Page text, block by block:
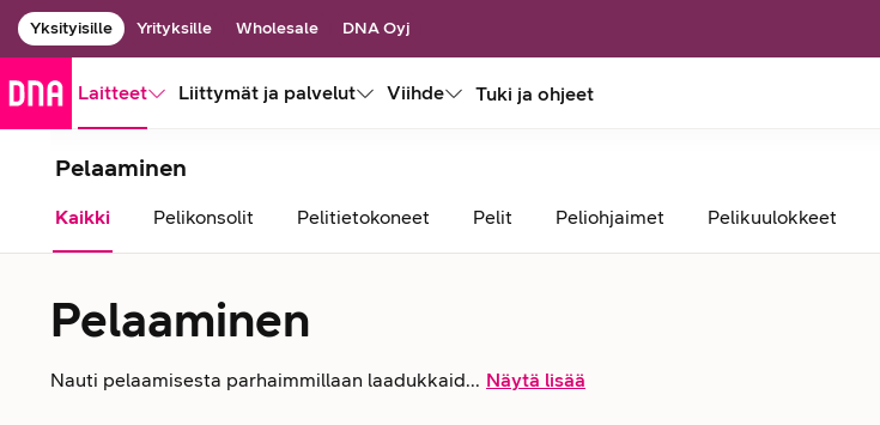
Yksityisille Yrityksille Wholesale DNA Oyj
Laitteet Liittymät ja palvelut Viihde Tuki ja ohjeet
Pelaaminen
Kaikki Pelikonsolit Pelitietokoneet Pelit Peliohjaimet Pelikuulokkeet
Pelaaminen
Nauti pelaamisesta parhaimmillaan laadukkaid... Näytä lisää